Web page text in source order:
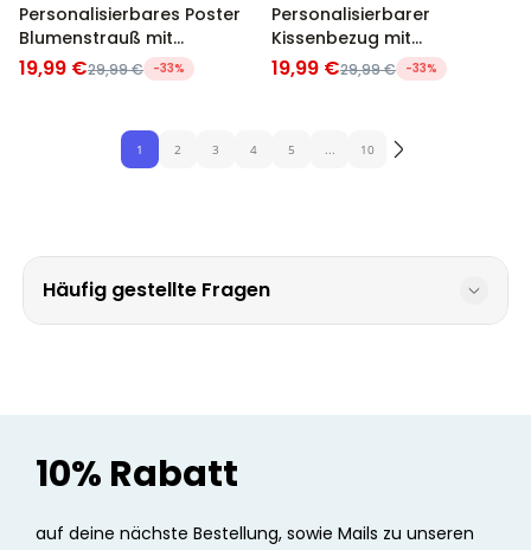
Personalisierbares Poster
Blumenstrauß mit
Handabdruck
19,99 €29,99 € -33%
Personalisierbarer
Kissenbezug mit
Monogramm
19,99 €29,99 € -33%
1 2 3 4 5 ... 10
Häufig gestellte Fragen
10% Rabatt
auf deine nächste Bestellung, sowie Mails zu unseren